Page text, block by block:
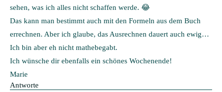
sehen, was ich alles nicht schaffen werde. 😂
Das kann man bestimmt auch mit den Formeln aus dem Buch
errechnen. Aber ich glaube, das Ausrechnen dauert auch ewig…
Ich bin aber eh nicht mathebegabt.
Ich wünsche dir ebenfalls ein schönes Wochenende!
Marie
Antworte